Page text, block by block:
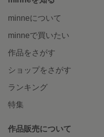
minneについて
minneで買いたい
作品をさがす
ショップをさがす
ランキング
特集
作品販売について